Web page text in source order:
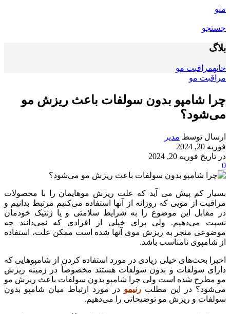
منو
جستجو
بلاگ
خانهمراقبت مو
مراقبت مو
چرا شامپو بدون سولفات باعث ریزش مو
می‌شود؟
ارسال توسط مدیر
فوریه 20, 2024
در تاریخ فوریه 20, 2024
0
بسیار کم پیش می آید که علت ریزش موهایمان را با محصولات
مراقبت از مویی که روزانه از آنها استفاده می‌کنیم مرتبط بدانیم و
در مقابل این موضوع را به شرایط سلامتی و یا ژنتیک خودمان
نسبت می‌دهیم. ولی برای خیلی از افرادی که نمی‌دانند چه
موضوعی منجر به ریزش موی آنها شده است ممکن علت، استفاده
از شامپوی نامناسب باشد.
اخیرا بحث‌های خیلی زیادی در مورد استفاده کردن از شامپوهایی که
دارای سولفات و بدون سولفات هستند مخصوصاً در زمینه ریزش
مو مطرح شده است ولی چرا شامپو بدون سولفات باعث ریزش مو
می‌شود؟ در این مطلب رنیمو در مورد ارتباط میان شامپو بدون
سولفات و ریزش مو توضیحاتی را می‌دهیم.